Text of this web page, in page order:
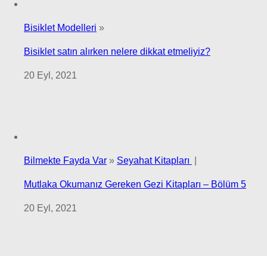
Bisiklet Modelleri »
Bisiklet satın alırken nelere dikkat etmeliyiz?
20 Eyl, 2021
Bilmekte Fayda Var » Seyahat Kitapları
Mutlaka Okumanız Gereken Gezi Kitapları – Bölüm 5
20 Eyl, 2021